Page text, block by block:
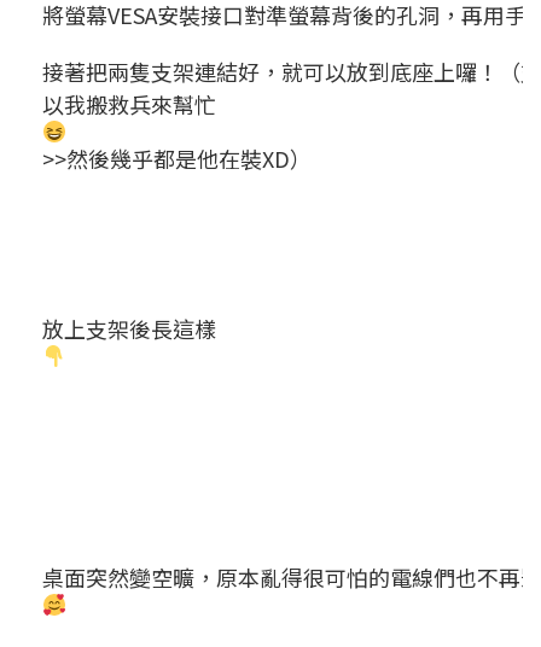
將螢幕VESA安裝接口對準螢幕背後的孔洞，再用
接著把兩隻支架連結好，就可以放到底座上囉！（
以我搬救兵來幫忙
>>然後幾乎都是他在裝XD）
放上支架後長這樣
桌面突然變空曠，原本亂得很可怕的電線們也不再